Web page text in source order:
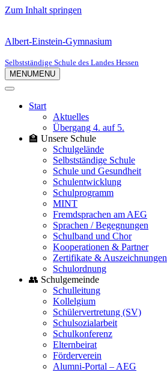
Zum Inhalt springen
Albert-Einstein-Gymnasium
Selbstständige Schule des Landes Hessen
MENUMENU
Start
Aktuelles
Übergang 4. auf 5.
🏫 Unsere Schule
Schulgelände
Selbstständige Schule
Schule und Gesundheit
Schulentwicklung
Schulprogramm
MINT
Fremdsprachen am AEG
Sprachen / Begegnungen
Schulband und Chor
Kooperationen & Partner
Zertifikate & Auszeichnungen
Schulordnung
👥 Schulgemeinde
Schulleitung
Kollelgium
Schülervertretung (SV)
Schulsozialarbeit
Schulkonferenz
Elternbeirat
Förderverein
Alumni-Portal – AEG